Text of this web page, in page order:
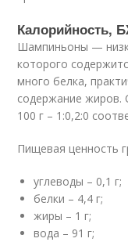
Калорийность,
Шампиньоны —
которого
много белка,
содержание
100 г – 1:0,2:0
Пищевая ценность
углеводы – 0,1 г;
белки – 4,4 г;
жиры – 1 г;
вода – 91 г;